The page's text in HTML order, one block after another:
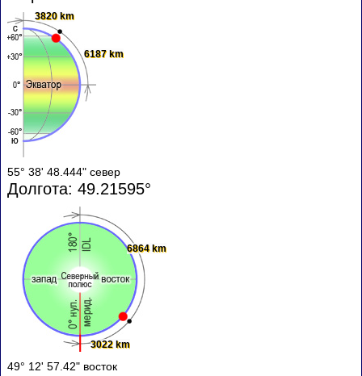
3820 km
6187 km
55° 38' 48.444" север
Долгота: 49.21595°
3022 km
6864 km
49° 12' 57.42" восток